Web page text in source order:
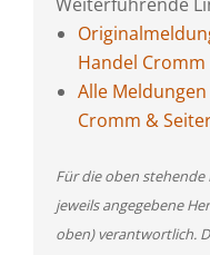
Handel
Alle
Cromm &
Für die oben
jeweils angegebene
oben) verantwortlich.